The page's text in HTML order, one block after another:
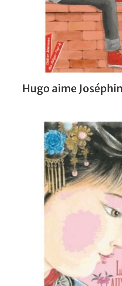
Hugo aime